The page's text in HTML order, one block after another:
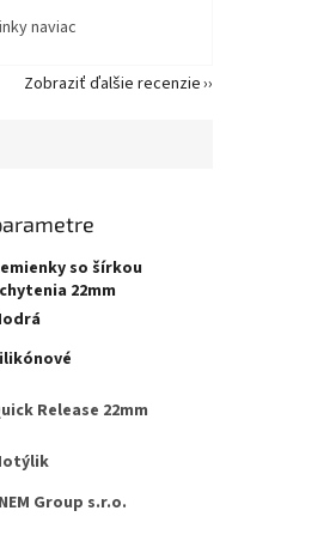
so šírkou
22mm
Release 22mm
Group s.r.o.
naviac
Zobraziť ďalšie recenzie